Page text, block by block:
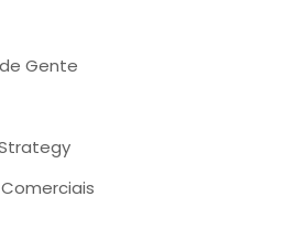
Gente